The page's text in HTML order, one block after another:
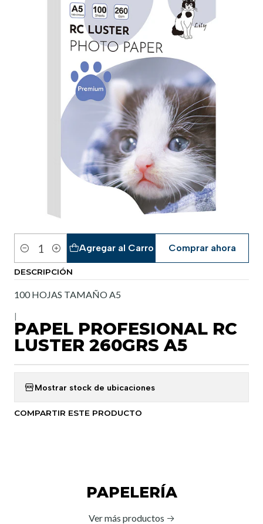
Cantidad
Agregar al Carro Comprar ahora
DESCRIPCIÓN
100 HOJAS TAMAÑO A5
PAPEL PROFESIONAL RC
LUSTER 260GRS A5
Mostrar stock de ubicaciones
COMPARTIR ESTE PRODUCTO
PAPELERÍA
Ver más productos